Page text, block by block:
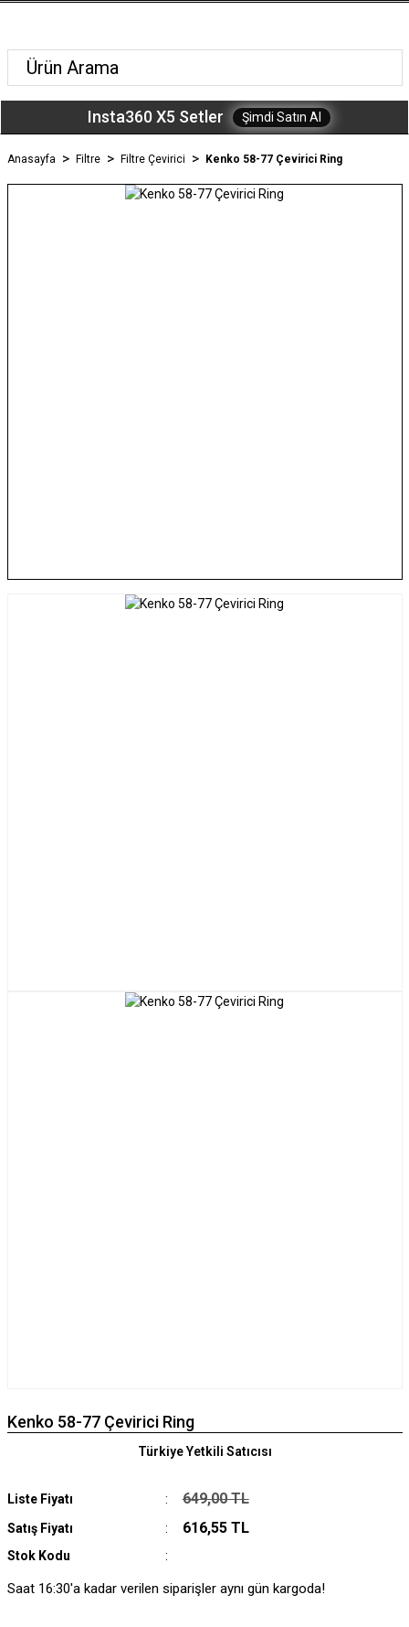
Insta360 X5 Setler Şimdi Satın Al
Anasayfa Filtre Filtre Çevirici Kenko 58-77 Çevirici Ring
Kenko 58-77 Çevirici Ring
Liste Fiyatı 649,00 TL
Satış Fiyatı 616,55 TL
Stok Kodu
Türkiye Yetkili Satıcısı
Saat 16:30'a kadar verilen siparişler aynı gün kargoda!